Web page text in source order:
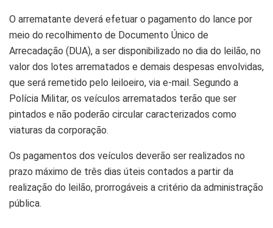
O arrematante deverá efetuar o pagamento do lance por
meio do recolhimento de Documento Único de
Arrecadação (DUA), a ser disponibilizado no dia do leilão, no
valor dos lotes arrematados e demais despesas envolvidas,
que será remetido pelo leiloeiro, via e-mail. Segundo a
Polícia Militar, os veículos arrematados terão que ser
pintados e não poderão circular caracterizados como
viaturas da corporação.
Os pagamentos dos veículos deverão ser realizados no
prazo máximo de três dias úteis contados a partir da
realização do leilão, prorrogáveis a critério da administração
pública.